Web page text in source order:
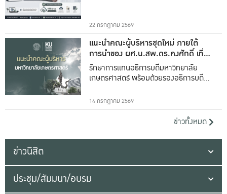
22 กรกฎาคม 2569
แนะนำคณะผู้บริหารชุดใหม่ ภายใต้
การนำของ ผศ.น.สพ.ดร.คงศักดิ์ เที่ยง
ธรรม
รักษาการแทนอธิการบดีมหาวิทยาลัย
เกษตรศาสตร์ พร้อมด้วยรองอธิการบดีทั้ง
14 กรกฎาคม 2569
ข่าวทั้งหมด
ข่าวนิสิต
ประชุม/สัมมนา/อบรม